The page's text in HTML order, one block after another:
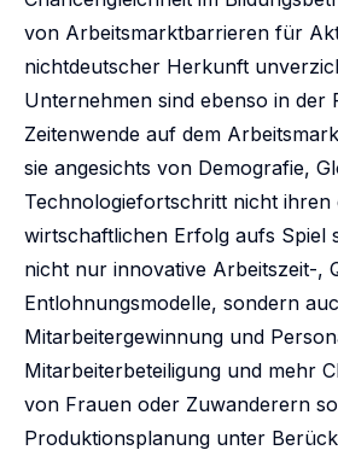
von Arbeitsmarktbarrieren für
nichtdeutscher Herkunft
Unternehmen sind ebenso in der
Zeitenwende auf dem
sie angesichts von Demografie,
Technologiefortschritt nicht ihren
wirtschaftlichen Erfolg aufs Spiel
nicht nur innovative Arbeitszeit-,
Entlohnungsmodelle, sondern
Mitarbeitergewinnung und
Mitarbeiterbeteiligung und mehr
von Frauen oder Zuwanderern
Produktionsplanung unter